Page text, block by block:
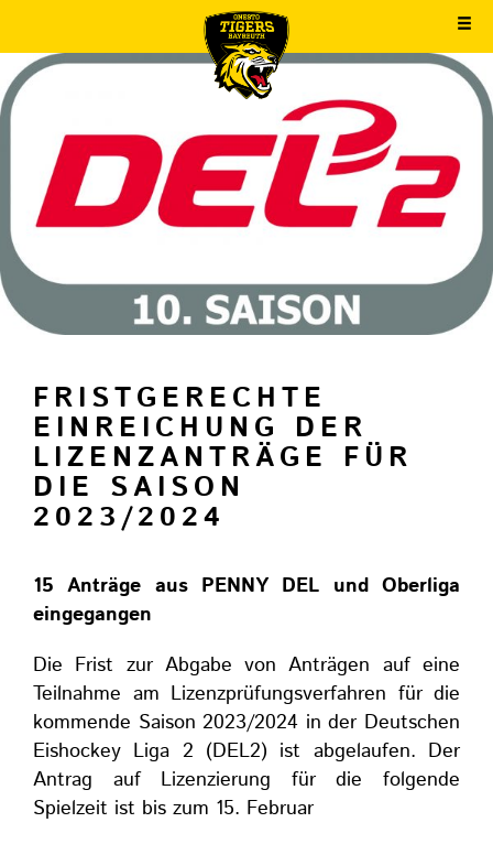
FRISTGERECHTE
EINREICHUNG DER
LIZENZANTRÄGE FÜR
DIE SAISON
2023/2024
15 Anträge aus PENNY DEL und Oberliga
eingegangen
Die Frist zur Abgabe von Anträgen auf eine
Teilnahme am Lizenzprüfungsverfahren für die
kommende Saison 2023/2024 in der Deutschen
Eishockey Liga 2 (DEL2) ist abgelaufen. Der
Antrag auf Lizenzierung für die folgende
Spielzeit ist bis zum 15. Februar